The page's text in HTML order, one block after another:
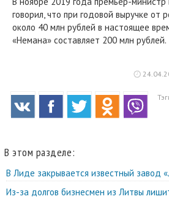
говорил, что при годовой выручке от
около 40 млн рублей в настоящее
«Немана» составляет 200 млн рублей.
В этом разделе:
В Лиде закрывается известный завод
Из-за долгов бизнесмен из Литвы